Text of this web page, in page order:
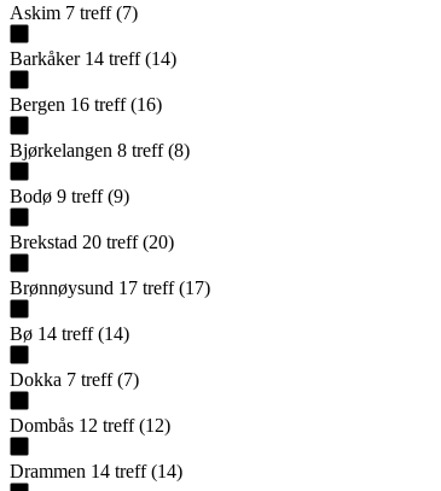
Askim 7 treff (7)
Barkåker 14 treff (14)
Bergen 16 treff (16)
Bjørkelangen 8 treff (8)
Bodø 9 treff (9)
Brekstad 20 treff (20)
Brønnøysund 17 treff (17)
Bø 14 treff (14)
Dokka 7 treff (7)
Dombås 12 treff (12)
Drammen 14 treff (14)